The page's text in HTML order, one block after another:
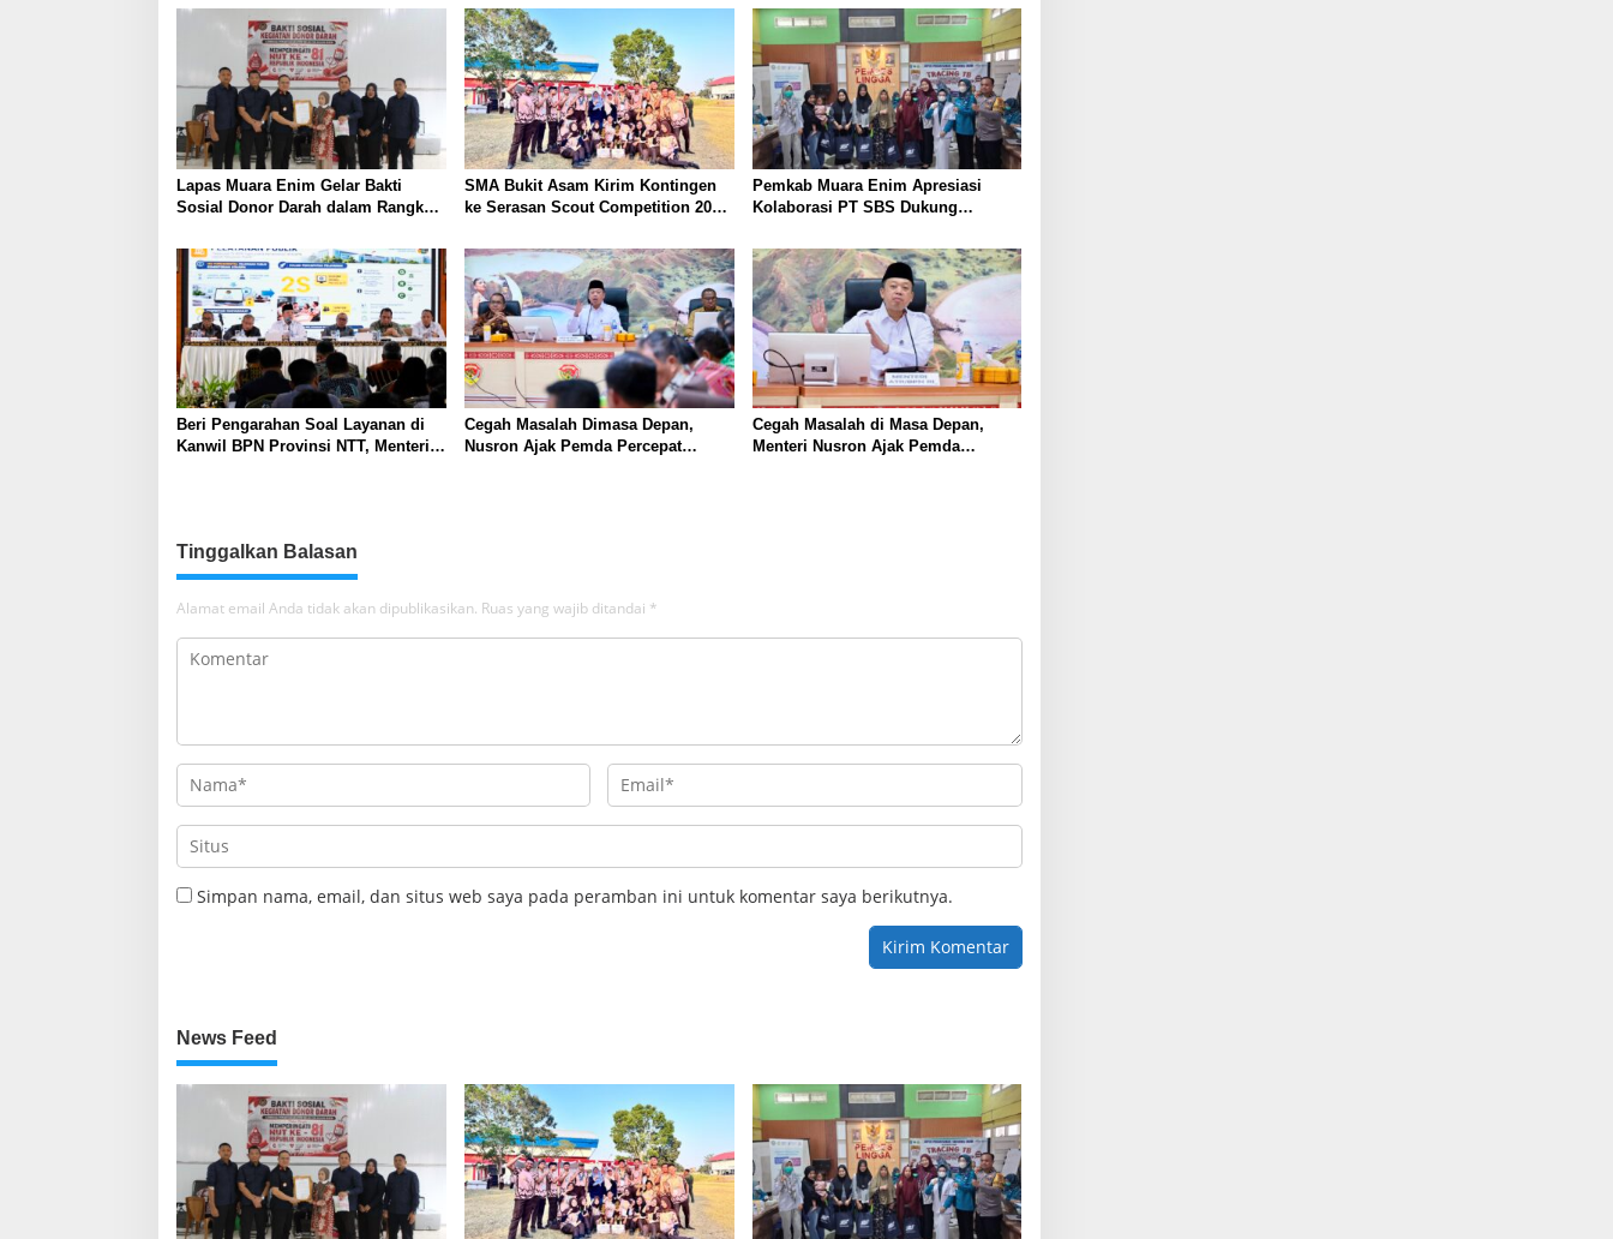
Lapas Muara Enim Gelar Bakti
Sosial Donor Darah dalam Rangka
Indonesia
SMA Bukit Asam Kirim Kontingen
ke Serasan Scout Competition 2026,
Kepemimpinan Siswa
Pemkab Muara Enim Apresiasi
Kolaborasi PT SBS Dukung
Tambang
Beri Pengarahan Soal Layanan di
Kanwil BPN Provinsi NTT, Menteri
Cegah Masalah Dimasa Depan,
Nusron Ajak Pemda Percepat
Cegah Masalah di Masa Depan,
Menteri Nusron Ajak Pemda
Tinggalkan Balasan
Alamat email Anda tidak akan dipublikasikan. Ruas yang wajib ditandai *
Simpan nama, email, dan situs web saya pada peramban ini untuk komentar saya berikutnya.
News Feed